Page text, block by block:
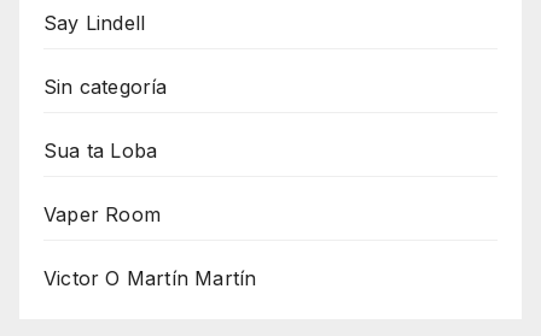
Say Lindell
Sin categoría
Sua ta Loba
Vaper Room
Victor O Martín Martín